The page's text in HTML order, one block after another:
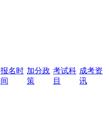
报名时
间
加分政
策
考试科
目
成考资
讯